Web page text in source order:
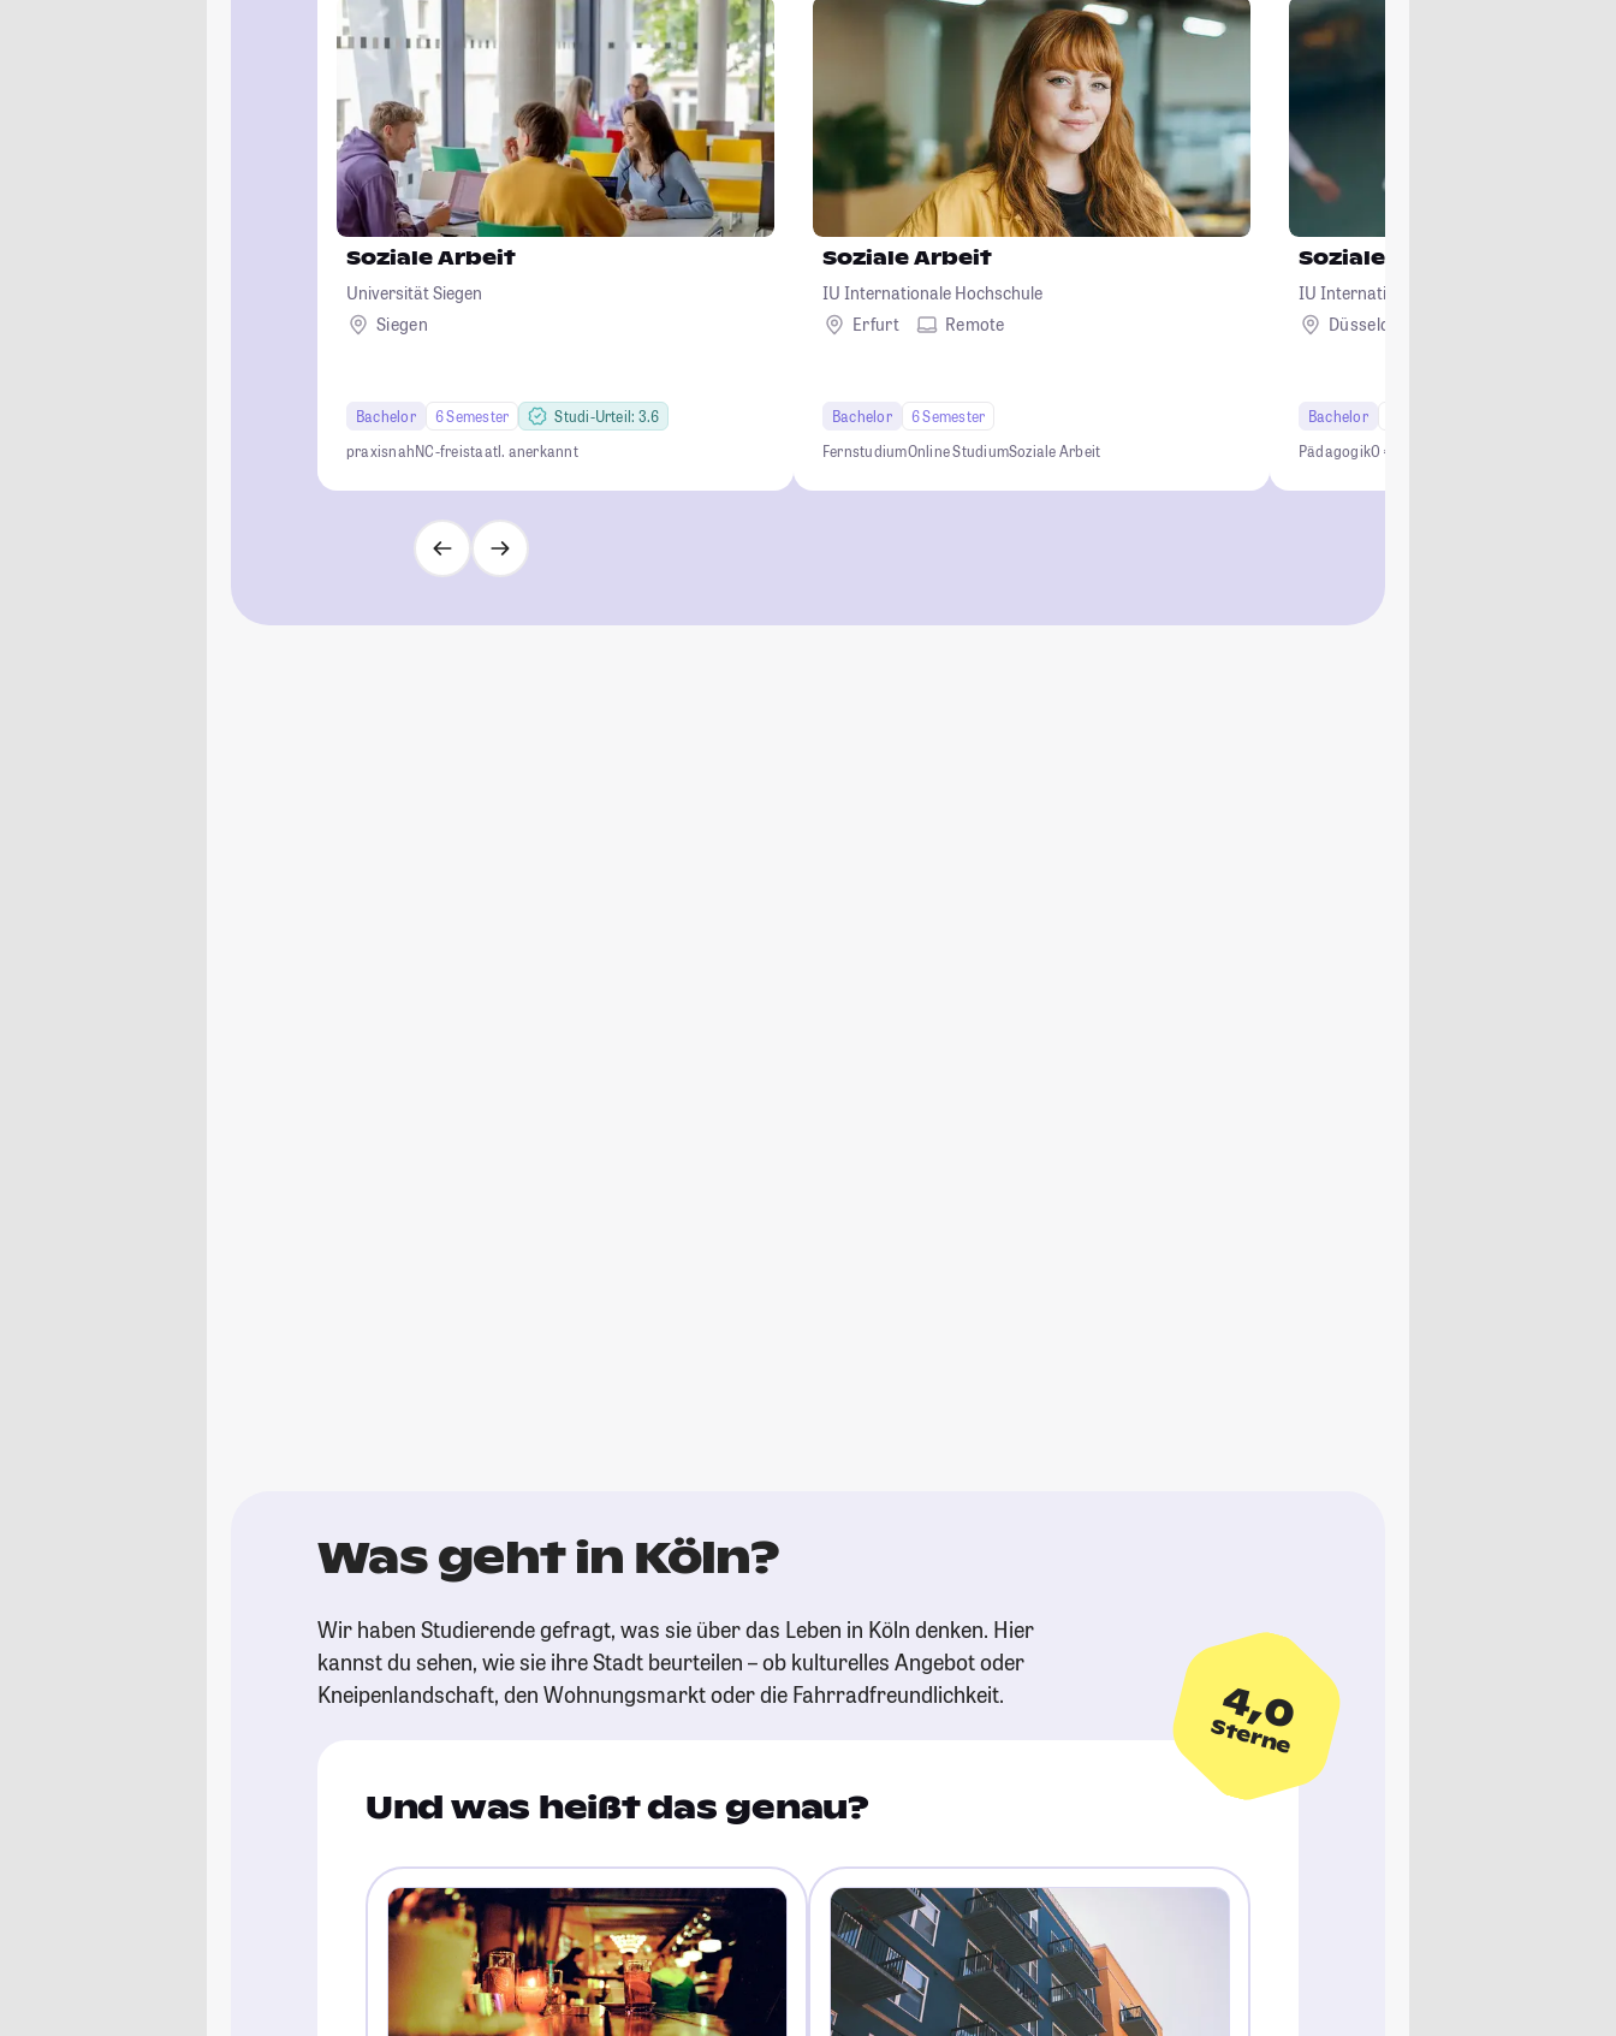
Soziale Arbeit
Universität Siegen
Siegen
Bachelor 6 Semester
Studi-Urteil: 3.6
praxisnahNC-freistaatl. anerkannt
Soziale Arbeit
IU Internationale Hochschule
Erfurt
Remote
Bachelor
6 Semester
FernstudiumOnline StudiumSoziale Arbeit
Soziale Arbeit
IU Internationale Hochschule
Düsseldorf + 23
Bachelor
Pädagogik0 € Studiengebühren
Was geht in Köln?
Wir haben Studierende gefragt, was sie über das Leben in Köln denken. Hier
kannst du sehen, wie sie ihre Stadt beurteilen – ob kulturelles Angebot oder
Kneipenlandschaft, den Wohnungsmarkt oder die Fahrradfreundlichkeit.
4,0
Sterne
Und was heißt das genau?